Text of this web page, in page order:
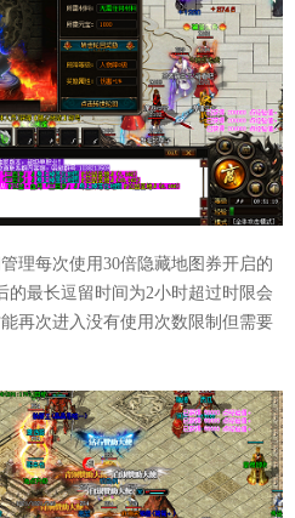
理每次使用30倍隐藏地图券开启的
的最长逗留时间为2小时超过时限会
再次进入没有使用次数限制但需要